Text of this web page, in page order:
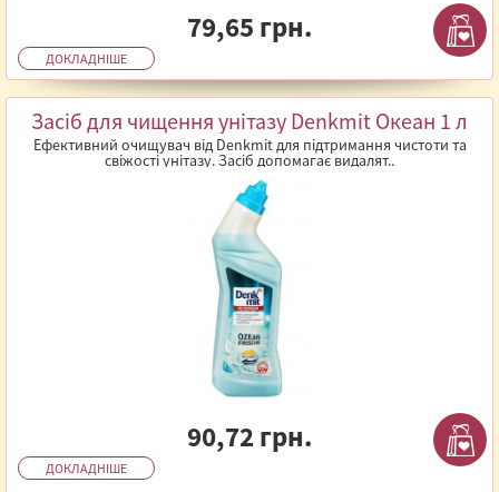
79,65 грн.
ДОКЛАДНІШЕ
Засіб для чищення унітазу Denkmit Океан 1 л
Ефективний очищувач від Denkmit для підтримання чистоти та
свіжості унітазу. Засіб допомагає видалят..
90,72 грн.
ДОКЛАДНІШЕ